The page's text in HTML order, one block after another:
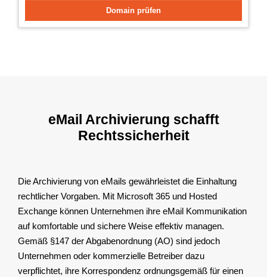
Domain prüfen
eMail Archivierung schafft
Rechtssicherheit
Die Archivierung von eMails gewährleistet die Einhaltung
rechtlicher Vorgaben. Mit Microsoft 365 und Hosted
Exchange können Unternehmen ihre eMail Kommunikation
auf komfortable und sichere Weise effektiv managen.
Gemäß §147 der Abgabenordnung (AO) sind jedoch
Unternehmen oder kommerzielle Betreiber dazu
verpflichtet, ihre Korrespondenz ordnungsgemäß für einen